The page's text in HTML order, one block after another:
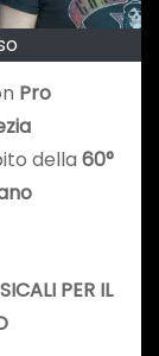
Pro
della 60°
PER IL